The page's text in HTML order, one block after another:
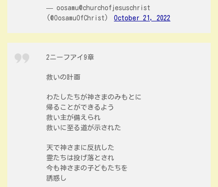
— oosamu@churchofjesuschrist
(@OosamuOfChrist)
October 21, 2022
2ニーフアイ9章
救いの計画
わたしたちが神さまのみもとに
帰ることができるよう
救い主が備えられ
救いに至る道が示された
天で神さまに反抗した
霊たちは投げ落とされ
今も神さまの子どもたちを
誘惑し